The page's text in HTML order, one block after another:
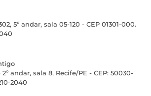
5º andar, sala 05-120 - CEP 01301-000.
andar, sala 8, Recife/PE - CEP: 50030-
2040